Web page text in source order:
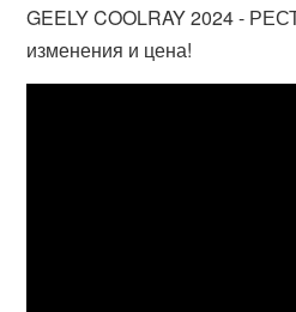
GEELY COOLRAY 2024 -
изменения и цена!